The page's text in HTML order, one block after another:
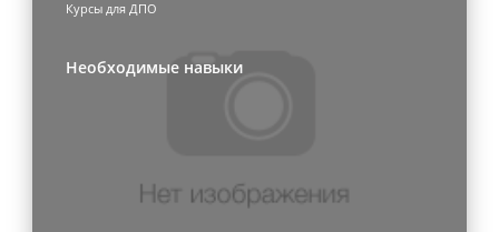
Курсы для ДПО
Необходимые навыки